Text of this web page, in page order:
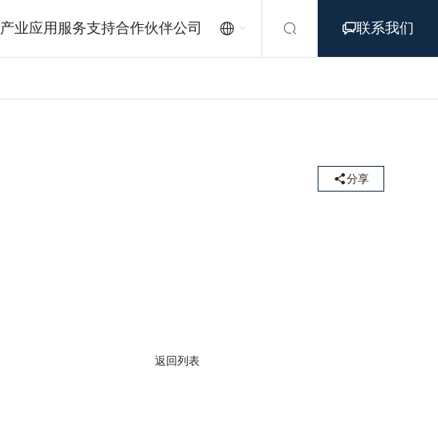
产业应用 服务支持合作伙伴公司   联系我们
分享
返回列表